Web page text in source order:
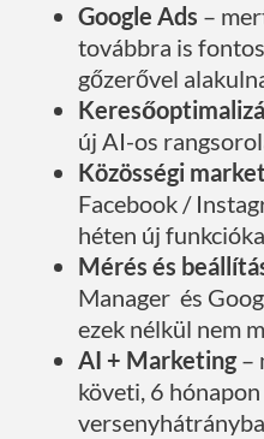
Google Ads –
továbbra is
gőzerővel
új AI-os
Közösségi
Facebook /
héten új
Mérés és
Manager és
ezek nélkül nem
AI + Marketing–
követi, 6